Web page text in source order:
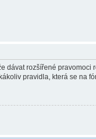
dávat rozšířené pravomoci
pravidla, která se na